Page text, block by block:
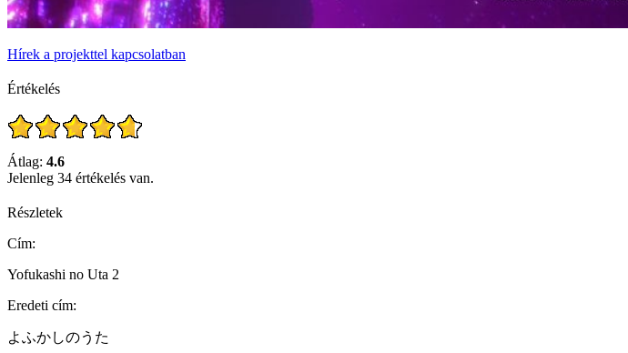
Hírek a projekttel kapcsolatban
Értékelés
Átlag: 4.6
Jelenleg 34 értékelés van.
Részletek
Cím:
Yofukashi no Uta 2
Eredeti cím:
よふかしのうた